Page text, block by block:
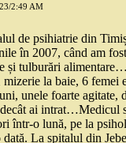
2:49 AM
de psihiatrie din
în 2007, când am
și tulburări
la baie, 6 femei
unele foarte agitate,
ai intrat…Medicul
într-o lună, pe la
La spitalul din